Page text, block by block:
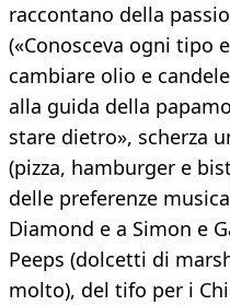
raccontano della
(«Conosceva ogni tipo
cambiare olio e
alla guida della
stare dietro», scherza
(pizza, hamburger e
delle preferenze
Diamond e a Simon e
Peeps (dolcetti di
molto), del tifo per i